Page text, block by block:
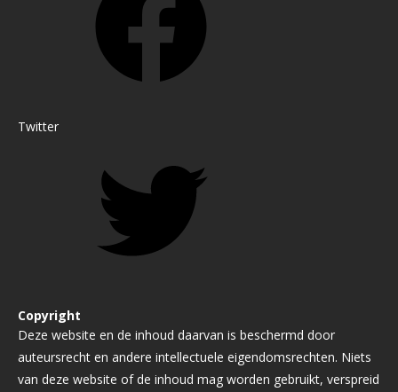
Twitter
Copyright
Deze website en de inhoud daarvan is beschermd door
auteursrecht en andere intellectuele eigendomsrechten. Niets
van deze website of de inhoud mag worden gebruikt, verspreid